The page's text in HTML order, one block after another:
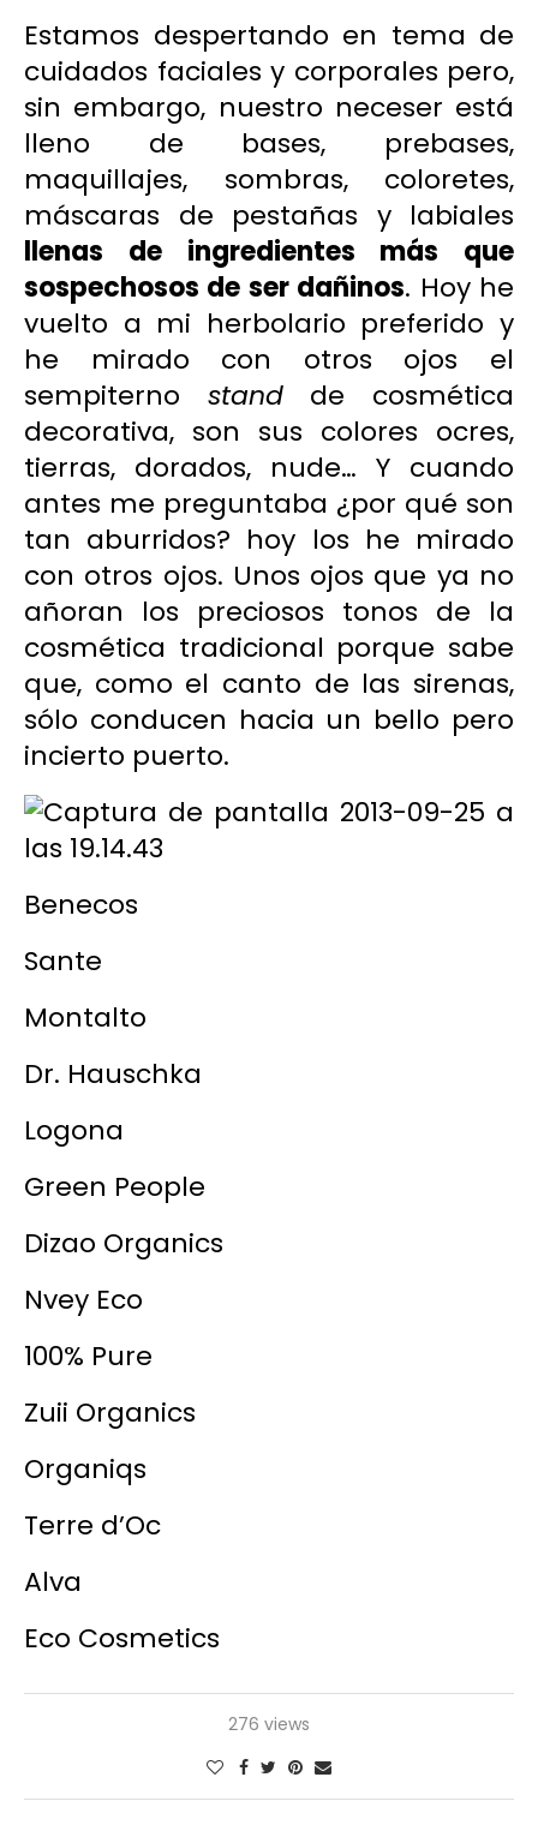
Estamos despertando en tema de
cuidados faciales y corporales pero,
sin embargo, nuestro neceser está
lleno de bases, prebases,
maquillajes, sombras, coloretes,
máscaras de pestañas y labiales
llenas de ingredientes más que
sospechosos de ser dañinos. Hoy he
vuelto a mi herbolario preferido y
he mirado con otros ojos el
sempiterno standde cosmética
decorativa, son sus colores ocres,
tierras, dorados, nude… Y cuando
antes me preguntaba ¿por qué son
tan aburridos? hoy los he mirado
con otros ojos. Unos ojos que ya no
añoran los preciosos tonos de la
cosmética tradicional porque sabe
que, como el canto de las sirenas,
sólo conducen hacia un bello pero
incierto puerto.
Benecos
Sante
Montalto
Dr. Hauschka
Logona
Green People
Dizao Organics
Nvey Eco
100% Pure
Zuii Organics
Organiqs
Terre d’Oc
Alva
Eco Cosmetics
276 views